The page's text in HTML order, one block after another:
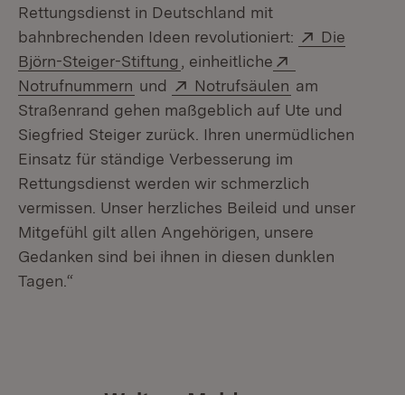
Rettungsdienst in Deutschland mit
bahnbrechenden Ideen revolutioniert:
Extern:
Die
Björn-Steiger-Stiftung (Öffnet in neuem Fenster)
, einheitliche
Notrufnummern (Öffnet in neuem Fenster)
und Extern:
Notrufsäulen (Öffnet in
am
Straßenrand gehen maßgeblich auf Ute und
Siegfried Steiger zurück. Ihren unermüdlichen
Einsatz für ständige Verbesserung im
Rettungsdienst werden wir schmerzlich
vermissen. Unser herzliches Beileid und unser
Mitgefühl gilt allen Angehörigen, unsere
Gedanken sind bei ihnen in diesen dunklen
Tagen.“